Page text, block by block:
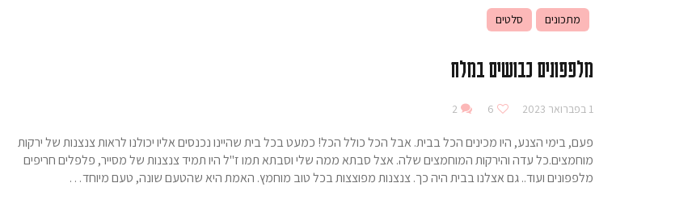
מתכונים סלטים
מלפפונים כבושים במלח
1 בפברואר 2023 6
2
פעם, בימי הצנע, היו מכינים הכל בבית. אבל הכל כולל הכל! כמעט בכל בית שהיינו נכנסים אליו יכולנו לראות צנצנות של ירקות
מוחמצים.כל עדה והירקות המוחמצים שלה. אצל סבתא ממה שלי וסבתא תמו ז"ל היו תמיד צנצנות של מסייר, פלפלים חריפים
מלפפונים ועוד.. גם אצלנו בבית היה כך. צנצנות מפוצצות בכל טוב מוחמץ. האמת היא שהטעם שונה, טעם מיוחד…
קלחי תירס צרובים על מחבת עם גבינה בולגרית
נשנושי פרגיות קריספיים
לחם
⁨ סביח מפורק כי צריך לאכול משהואז מה
פסטל טוניסאי לתשעת הימים,אורז